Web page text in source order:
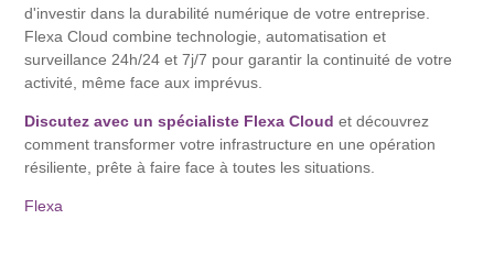
d'investir dans la durabilité numérique de votre entreprise.
Flexa Cloud combine technologie, automatisation et
surveillance 24h/24 et 7j/7 pour garantir la continuité de votre
activité, même face aux imprévus.
Discutez avec un spécialiste Flexa Cloud et découvrez
comment transformer votre infrastructure en une opération
résiliente, prête à faire face à toutes les situations.
Flexa